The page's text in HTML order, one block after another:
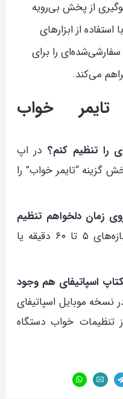
از پخش بی‌رویه
از ابزارهای
را برای
می‌کند.
خواب
را تنظیم کنم؟ در اپ
گزینه “تایمر خواب” را
زمان دلخواهم تنظیم
بله می‌توانید از بین بازه‌های ۵ تا ۶۰ دقیقه یا
اسپاتیفای هم وجود
نسخه موبایل اسپاتیفای
تنظیمات خواب دستگاه